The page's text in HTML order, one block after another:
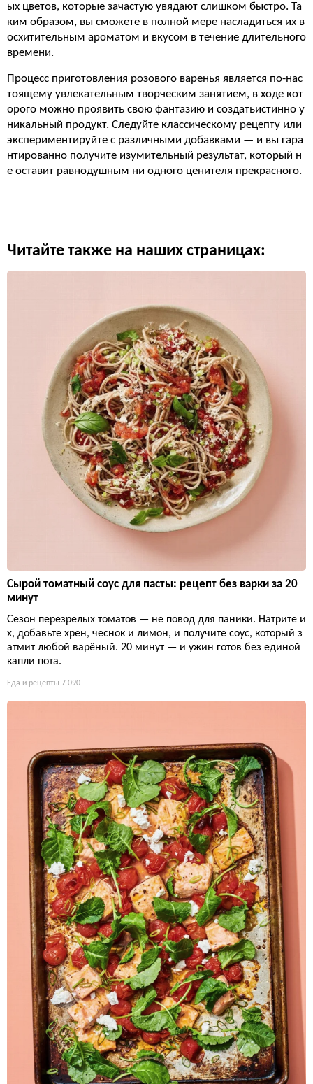
ых цветов, которые зачастую увядают слишком быстро. Та
ким образом, вы сможете в полной мере насладиться их в
осхитительным ароматом и вкусом в течение длительного
времени.
Процесс приготовления розового варенья является по-нас
тоящему увлекательным творческим занятием, в ходе кот
орого можно проявить свою фантазию и создатьистинно у
никальный продукт. Следуйте классическому рецепту или
экспериментируйте с различными добавками — и вы гара
нтированно получите изумительный результат, который н
е оставит равнодушным ни одного ценителя прекрасного.
Читайте также на наших страницах:
Сырой томатный соус для пасты: рецепт без варки за 20
минут
Сезон перезрелых томатов — не повод для паники. Натрите и
х, добавьте хрен, чеснок и лимон, и получите соус, который з
атмит любой варёный. 20 минут — и ужин готов без единой
капли пота.
Еда и рецепты 7 090